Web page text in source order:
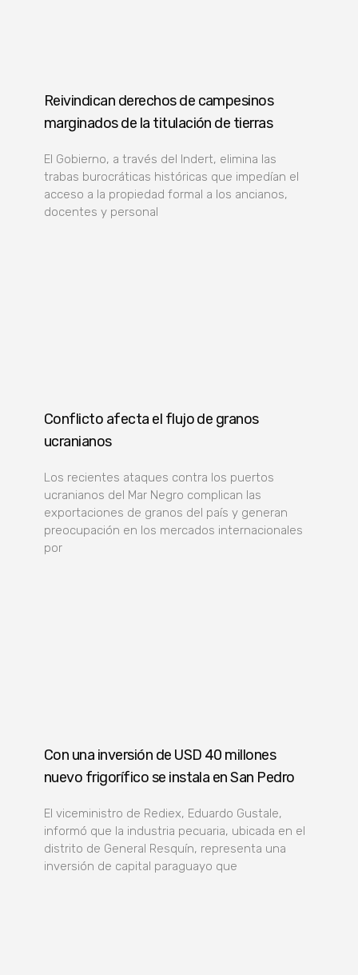
Reivindican derechos de campesinos
marginados de la titulación de tierras
El Gobierno, a través del Indert, elimina las
trabas burocráticas históricas que impedían el
acceso a la propiedad formal a los ancianos,
docentes y personal
Conflicto afecta el flujo de granos
ucranianos
Los recientes ataques contra los puertos
ucranianos del Mar Negro complican las
exportaciones de granos del país y generan
preocupación en los mercados internacionales
por
Con una inversión de USD 40 millones
nuevo frigorífico se instala en San Pedro
El viceministro de Rediex, Eduardo Gustale,
informó que la industria pecuaria, ubicada en el
distrito de General Resquín, representa una
inversión de capital paraguayo que